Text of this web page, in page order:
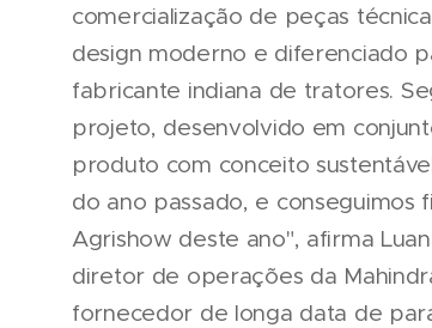
comercialização de peças
design moderno e diferenciado
fabricante indiana de tratores.
projeto, desenvolvido em
produto com conceito
do ano passado, e
Agrishow deste ano", afirma
diretor de operações da
fornecedor de longa data de